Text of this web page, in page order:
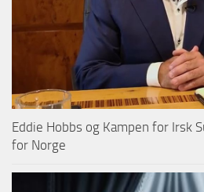
Eddie Hobbs og Kampen for Irsk
for Norge